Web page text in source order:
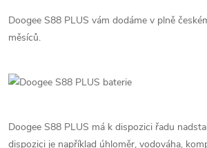
Doogee S88 PLUS vám dodáme v plně
měsíců.
Doogee S88 PLUS má k dispozici řadu
dispozici je například úhloměr, vodováha,